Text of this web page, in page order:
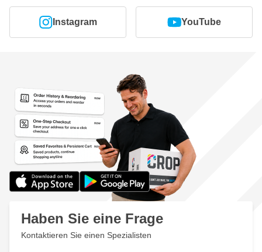
Instagram YouTube
Haben Sie eine Frage
Kontaktieren Sie einen Spezialisten